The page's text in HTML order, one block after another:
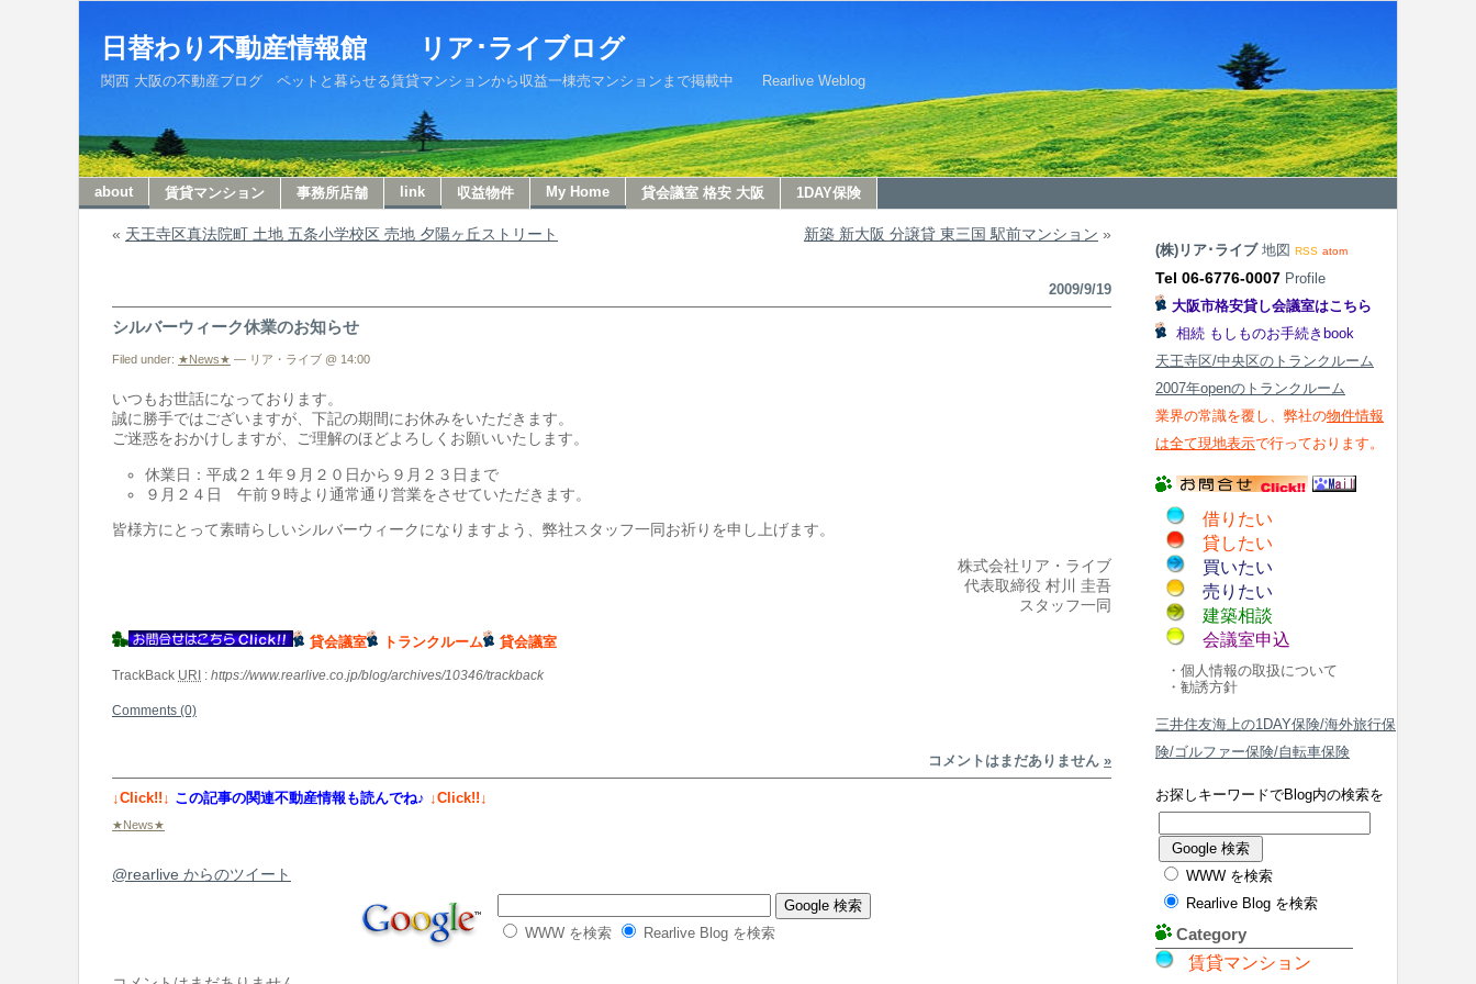
日替わり不動産情報館 リア･ライブログ
関西 大阪の不動産ブログ ペットと暮らせる賃貸マンションから収益一棟売マンションまで掲載中 Rearlive Weblog
about 賃貸マンション 事務所店舗 link 収益物件 My Home 貸会議室 格安 大阪 1DAY保険
« 天王寺区真法院町 土地 五条小学校区 売地 夕陽ヶ丘ストリート 新築 新大阪 分譲貸 東三国 駅前マンション »
2009/9/19
シルバーウィーク休業のお知らせ
Filed under: ★News★ — リア・ライブ @ 14:00
いつもお世話になっております。
誠に勝手ではございますが、下記の期間にお休みをいただきます。
ご迷惑をおかけしますが、ご理解のほどよろしくお願いいたします。
休業日：平成２１年９月２０日から９月２３日まで
９月２４日 午前９時より通常通り営業をさせていただきます。
皆様方にとって素晴らしいシルバーウィークになりますよう、弊社スタッフ一同お祈りを申し上げます。
株式会社リア・ライブ
代表取締役 村川 圭吾
スタッフ一同
貸会議室 トランクルーム 貸会議室
TrackBack URI : https://www.rearlive.co.jp/blog/archives/10346/trackback
Comments (0)
コメントはまだありません »
↓Click!!↓ この記事の関連不動産情報も読んでね♪ ↓Click!!↓
★News★
@rearlive からのツイート
WWW を検索 Rearlive Blog を検索
(株)リア･ライブ 地図 RSS atom
Tel 06-6776-0007 Profile
大阪市格安貸し会議室はこちら
相続 もしものお手続きbook
天王寺区/中央区のトランクルーム
2007年openのトランクルーム
業界の常識を覆し、弊社の物件情報
は全て現地表示で行っております。
借りたい
貸したい
買いたい
売りたい
建築相談
会議室申込
・個人情報の取扱について
・勧誘方針
三井住友海上の1DAY保険/海外旅行保
険/ゴルファー保険/自転車保険
お探しキーワードでBlog内の検索を
WWW を検索
Rearlive Blog を検索
Category
賃貸マンション